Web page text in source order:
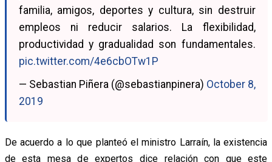
familia, amigos, deportes y cultura, sin destruir
empleos ni reducir salarios. La flexibilidad,
productividad y gradualidad son fundamentales.
pic.twitter.com/4e6cbOTw1P
— Sebastian Piñera (@sebastianpinera) October 8,
2019
De acuerdo a lo que planteó el ministro Larraín, la existencia
de esta mesa de expertos dice relación con que este